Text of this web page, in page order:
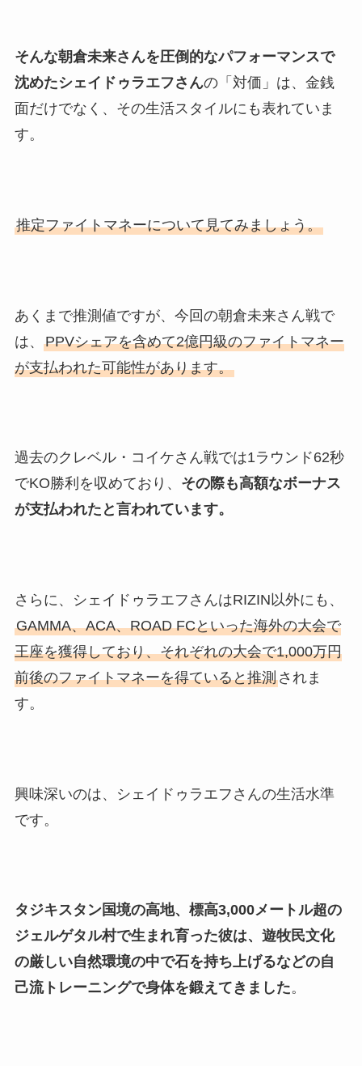
そんな朝倉未来さんを圧倒的なパフォーマンスで
沈めたシェイドゥラエフさんの「対価」は、金銭
面だけでなく、その生活スタイルにも表れていま
す。
推定ファイトマネーについて見てみましょう。
あくまで推測値ですが、今回の朝倉未来さん戦で
は、 PPVシェアを含めて2億円級のファイトマネー
が支払われた可能性があります。
過去のクレベル・コイケさん戦では1ラウンド62秒
でKO勝利を収めており、 その際も高額なボーナス
が支払われたと言われています。
さらに、シェイドゥラエフさんはRIZIN以外にも、
GAMMA、ACA、ROAD FCといった海外の大会で
王座を獲得しており、それぞれの大会で1,000万円
前後のファイトマネーを得ていると推測されま
す。
興味深いのは、シェイドゥラエフさんの生活水準
です。
タジキスタン国境の高地、標高3,000メートル超の
ジェルゲタル村で生まれ育った彼は、遊牧民文化
の厳しい自然環境の中で石を持ち上げるなどの自
己流トレーニングで身体を鍛えてきました。